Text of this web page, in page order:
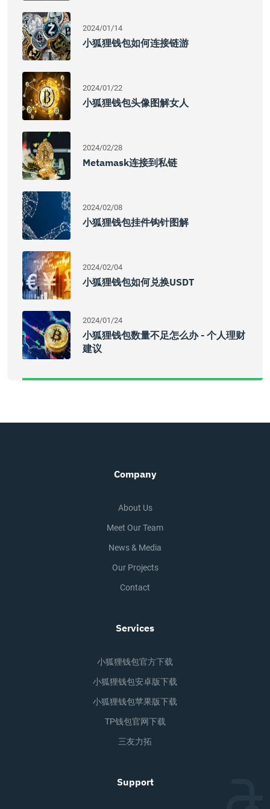
2024/01/14
小狐狸钱包如何连接链游
2024/01/22
小狐狸钱包头像图解女人
2024/02/28
Metamask连接到私链
2024/02/08
小狐狸钱包挂件钩针图解
2024/02/04
小狐狸钱包如何兑换USDT
2024/01/24
小狐狸钱包数量不足怎么办 - 个人理财
建议
Company
About Us
Meet Our Team
News & Media
Our Projects
Contact
Services
小狐狸钱包官方下载
小狐狸钱包安卓版下载
小狐狸钱包苹果版下载
TP钱包官网下载
三友力拓
Support